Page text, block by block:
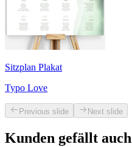
Sitzplan Plakat
Typo Love
Previous slide Next slide
Kunden gefällt auch